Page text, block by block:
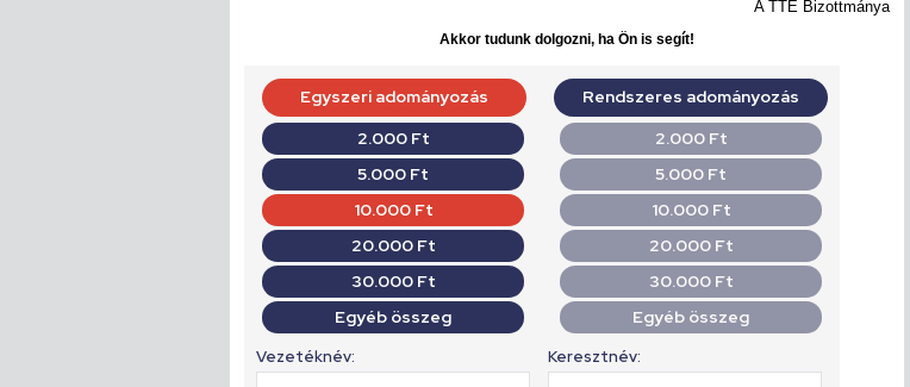
A TTE Bizottmánya
Akkor tudunk dolgozni, ha Ön is segít!